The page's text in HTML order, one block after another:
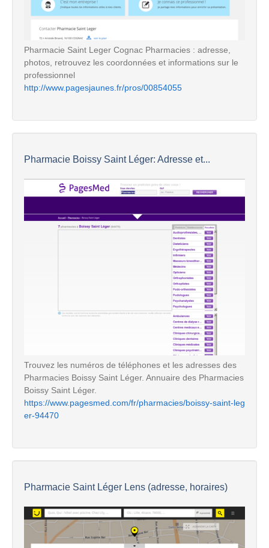
Pharmacie Saint Leger Cognac Pharmacies : adresse,
photos, retrouvez les coordonnées et informations sur le
professionnel
http://www.pagesjaunes.fr/pros/00854055
Pharmacie Boissy Saint Léger: Adresse et...
Trouvez les numéros de téléphones et les adresses des
Pharmacies Boissy Saint Léger. Annuaire des Pharmacies
Boissy Saint Léger.
https://www.pagesmed.com/fr/pharmacies/boissy-saint-leg
er-94470
Pharmacie Saint Léger Lens (adresse, horaires)